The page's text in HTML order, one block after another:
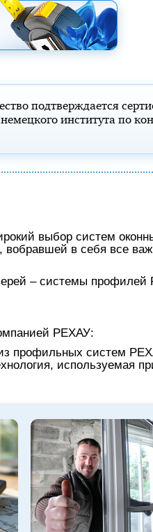
подтверждается
института по
выбор систем
в себя все
– системы
РЕХАУ:
профильных систем
используемая